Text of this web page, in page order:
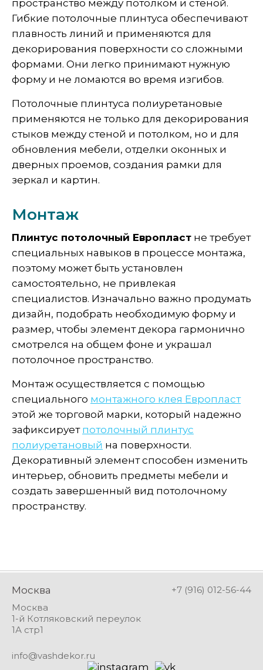
пространство между потолком и стеной.
Гибкие потолочные плинтуса обеспечивают
плавность линий и применяются для
декорирования поверхности со сложными
формами. Они легко принимают нужную
форму и не ломаются во время изгибов.
Потолочные плинтуса полиуретановые
применяются не только для декорирования
стыков между стеной и потолком, но и для
обновления мебели, отделки оконных и
дверных проемов, создания рамки для
зеркал и картин.
Монтаж
Плинтус потолочный Европласт не требует
специальных навыков в процессе монтажа,
поэтому может быть установлен
самостоятельно, не привлекая
специалистов. Изначально важно продумать
дизайн, подобрать необходимую форму и
размер, чтобы элемент декора гармонично
смотрелся на общем фоне и украшал
потолочное пространство.
Монтаж осуществляется с помощью
специального монтажного клея Европласт
этой же торговой марки, который надежно
зафиксирует потолочный плинтус
полиуретановый на поверхности.
Декоративный элемент способен изменить
интерьер, обновить предметы мебели и
создать завершенный вид потолочному
пространству.
Москва
+7 (916) 012-56-44
Москва
1-й Котляковский переулок
1А стр1
info@vashdekor.ru